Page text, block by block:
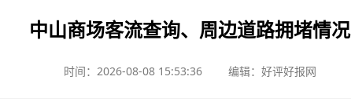
中山商场客流查询、周边道路拥堵情况
时间：2026-08-08 15:53:36 编辑：好评好报网